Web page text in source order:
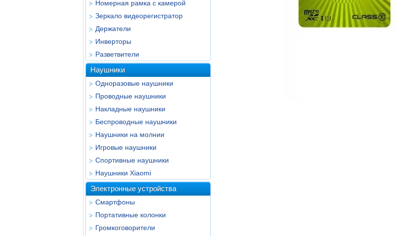
Номерная рамка с камерой
Зеркало видеорегистратор
Держатели
Инверторы
Разветвители
Наушники
Одноразовые наушники
Проводные наушники
Накладные наушники
Беспроводные наушники
Наушники на молнии
Игровые наушники
Спортивные наушники
Наушники Xiaomi
Электронные устройства
Смартфоны
Портативные колонки
Громкоговорители